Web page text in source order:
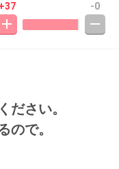
+37 -0
ださい。
ので。